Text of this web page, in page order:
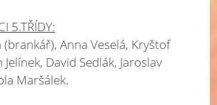
5.TŘÍDY:
Anna Veselá, Kryštof
Jelínek, David Sedlák, Jaroslav
Maršálek.